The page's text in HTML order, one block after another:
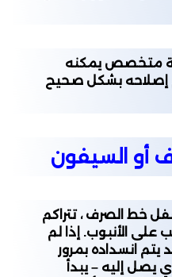
متخصص يمكنه
إصلاحه بشكل صحيح
خط الصرف ، تتراكم
على الأنبوب. إذا لم
انسداده بمرور
يصل إليه – يبدأ